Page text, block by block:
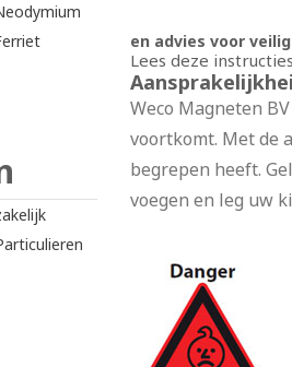
en advies voor
Lees deze
Weco Magneten
voortkomt. Met de
begrepen heeft.
voegen en leg uw